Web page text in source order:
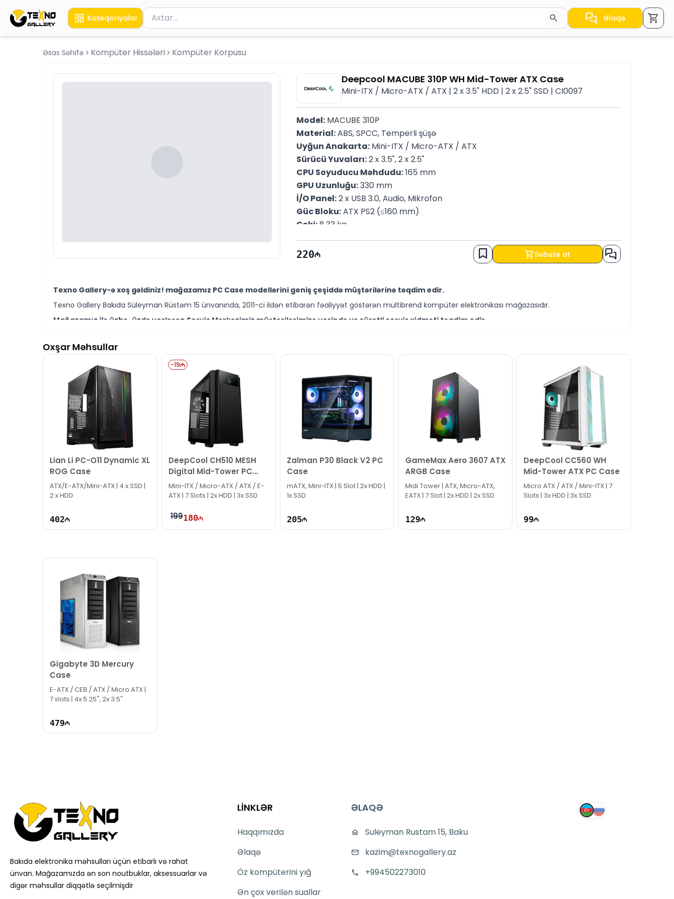
Kateqoriyalar Məhsul axtar
Axtarış üçün ən azı 2 simvol yazın. Göndərmək üçün Enter düyməsini basın və ya nəticələr arasında keçid etmək üçün ox
Əlaqə
Əsas Səhifə Kompüter Hissələri Kompüter Korpusu
Deepcool MACUBE 310P WH Mid-Tower ATX Case
Mini-ITX / Micro-ATX / ATX | 2 x 3.5" HDD | 2 x 2.5" SSD | CI0097
Model: MACUBE 310P
Material: ABS, SPCC, Temperli şüşə
Uyğun Anakarta: Mini-ITX / Micro-ATX / ATX
Sürücü Yuvaları: 2 x 3.5", 2 x 2.5"
CPU Soyuducu Məhdudu: 165 mm
GPU Uzunluğu: 330 mm
İ/O Panel: 2 x USB 3.0, Audio, Mikrofon
Güc Bloku: ATX PS2 (≤160 mm)
Çəki: 8.33 kg
P/N: GS-ATX-MACUBE310P-WHG0P
220 Səbətə at
Texno Gallery-ə xoş gəldiniz! mağazamız PC Case modellərini geniş çeşiddə müştərilərinə təqdim edir.
Texno Gallery Bakıda Süleyman Rüstəm 15 ünvanında, 2011-ci ildən etibarən fəaliyyət göstərən multibrend kompüter elektronikası mağazasıdır.
Mağazamız ilə üzbə-üzdə yerləşən Servis Mərkəzimiz müştərilərimizə yerində və sürətli servis xidməti təqdim edir.
Deepcool MACUBE 310P WH Mid-Tower ATX Case modelini Bakıda sərfəli qiymətə NƏĞD, KÖÇÜRMƏ həmçinin KREDİT şərtləri ilə əldə edə bilərsiniz.
Ünvanımız 28 Mall TM-dən 150 metr məsafədə yerləşir.
İstər PC Case modelləri istərsə də digər brend məhsullarla bağlı suallarınızı saytımız vasitəsilə bizə yaza bilərsiniz.
Seçim etməkdə məsləhətə ehtiyacınız varsa təcrübəli mütəxəssislərimiz hər gün 10:00-19:00 saatlarında aktivdir.
Deepcool MACUBE 310P WH Mid-Tower ATX Case modeli ilə bağlı bütün suallarınızı saytımızın canlı dəstək xəttində cavablandırmağa hər daim
hazırıq.
İş saatlarından kənar vaxtlarda əlaqə qurmaq üçün email ilə qeydiyyat edə və ya WhatsApp nömrəmizə mesaj göndərə bilərsiniz.
Bizə maraq göstərdiyiniz üçün təşəkkür edirik!
Oxşar Məhsullar
Lian Li PC-O11 Dynamic XL
ROG Case
ATX/E-ATX/Mini-ATX | 4 x SSD |
2 x HDD
402
-19
DeepCool CH510 MESH
Digital Mid-Tower PC
Case
Mini-ITX / Micro-ATX / ATX / E-
ATX | 7 Slots | 2x HDD | 3x SSD
199180
Zalman P30 Black V2 PC
Case
mATX, Mini-ITX | 5 Slot | 2x HDD |
1x SSD
205
GameMax Aero 3607 ATX
ARGB Case
Midi Tower | ATX, Micro-ATX,
EATX | 7 Slot | 2x HDD | 2x SSD
129
DeepCool CC560 WH
Mid-Tower ATX PC Case
Micro ATX / ATX / Mini-ITX | 7
Slots | 3x HDD | 3x SSD
99
Gigabyte 3D Mercury
Case
E-ATX / CEB / ATX / Micro ATX |
7 slots | 4x 5.25", 2x 3.5"
479
Bakıda elektronika məhsulları üçün etibarlı və rahat
ünvan. Mağazamızda ən son noutbuklar, aksessuarlar və
digər məhsullar diqqətlə seçilmişdir
LİNKLƏR
Haqqımızda
Əlaqə
Öz kompüterini yığ
Ən çox verilən suallar
ƏLAQƏ
Suleyman Rustam 15, Baku
kazim@texnogallery.az
+994502273010